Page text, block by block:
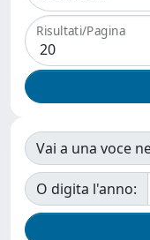
Risultati/Pagina
Vai a una voce
O digita l'anno: